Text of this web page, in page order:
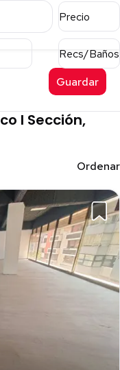
Precio
Recs/Baños
Guardar
I Sección,
Ordenar